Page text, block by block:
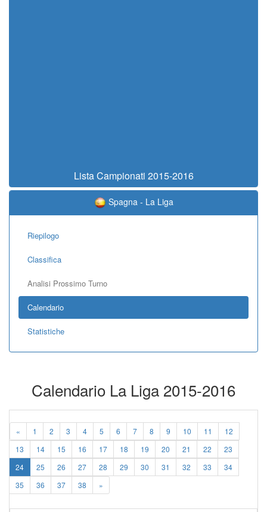
Lista Campionati 2015-2016
Spagna - La Liga
Riepilogo
Classifica
Analisi Prossimo Turno
Calendario
Statistiche
Calendario La Liga 2015-2016
« 1 2 3 4 5 6 7 8 9 10 11
12
13
14 15 16 17 18 19 20 21 22
23
24
25 26 27 28 29 30 31 32 33
34
35
36 37 38 »